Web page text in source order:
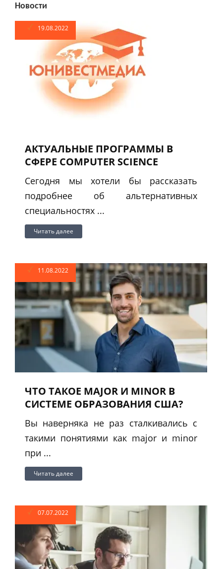
Новости
19.08.2022
АКТУАЛЬНЫЕ ПРОГРАММЫ В
СФЕРЕ COMPUTER SCIENCE
Сегодня мы хотели бы рассказать
подробнее об альтернативных
специальностях ...
Читать далее
11.08.2022
ЧТО ТАКОЕ MAJOR И MINOR В
СИСТЕМЕ ОБРАЗОВАНИЯ США?
Вы наверняка не раз сталкивались с
такими понятиями как major и minor
при ...
Читать далее
07.07.2022